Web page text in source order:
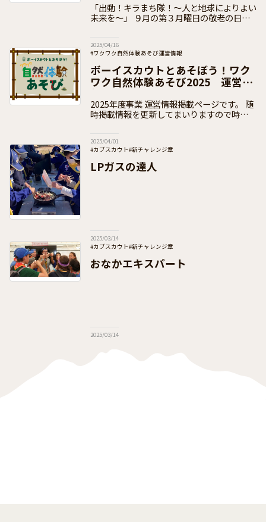
「出動！キラまち隊！〜人と地球によりよい
未来を～」 ９月の第３月曜日の敬老の日を
動！キラまち隊！〜人と地球によりよい
2025/04/16
#ワクワク自然体験あそび運営情報
#日本連盟事業（通年・季節事業）
#加盟員向け
ボーイスカウトとあそぼう！ワク
ワク自然体験あそび2025 運営情
報ページ
2025年度事業 運営情報掲載ページです。 随
時掲載情報を更新してまいりますので時折の
活動を提供しつつ、
2025/04/01
#カブスカウト#新チャレンジ章
#日本連盟事業（通年・季節事業）
LPガスの達人
2025/03/14
#カブスカウト#新チャレンジ章
#日本連盟事業（通年・季節事業）
おなかエキスパート
2025/03/14